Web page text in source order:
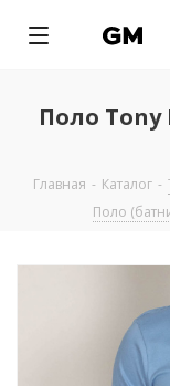
Поло Tony
Главная - Каталог -
Поло